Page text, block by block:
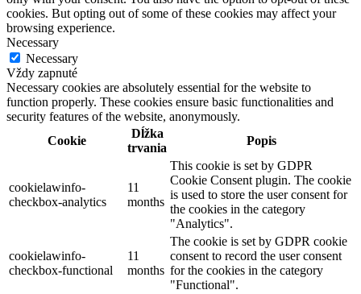
cookies. But opting out of some of these cookies may affect your
browsing experience.
Necessary
Necessary
Vždy zapnuté
Necessary cookies are absolutely essential for the website to
function properly. These cookies ensure basic functionalities and
security features of the website, anonymously.
Cookie
Dĺžka
trvania
Popis
cookielawinfo-
checkbox-analytics
11
months
This cookie is set by GDPR
Cookie Consent plugin. The cookie
is used to store the user consent for
the cookies in the category
"Analytics".
cookielawinfo-
checkbox-functional
11
months
The cookie is set by GDPR cookie
consent to record the user consent
for the cookies in the category
"Functional".